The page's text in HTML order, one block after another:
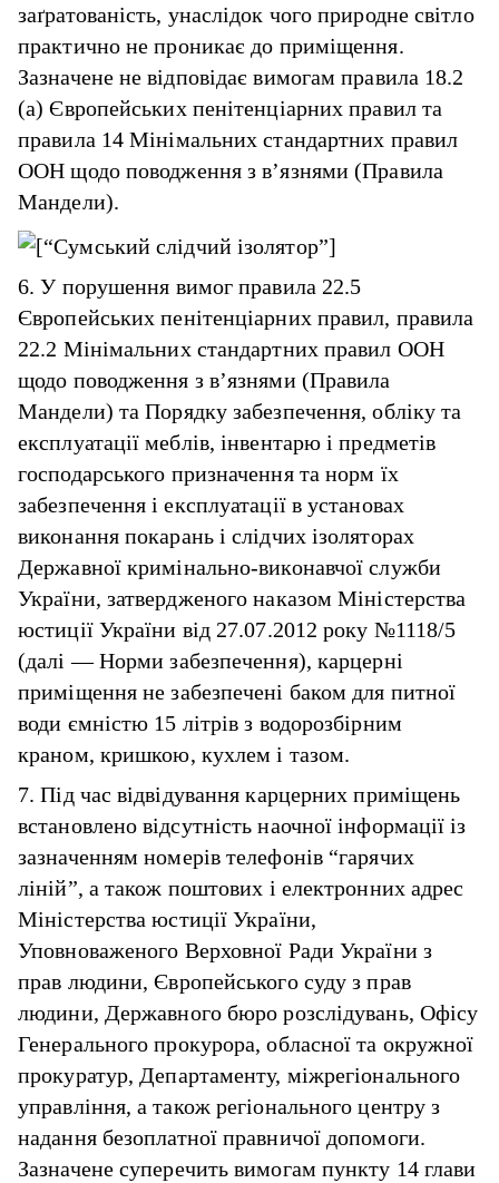
заґратованість, унаслідок чого природне світло
практично не проникає до приміщення.
Зазначене не відповідає вимогам правила 18.2
(а) Європейських пенітенціарних правил та
правила 14 Мінімальних стандартних правил
ООН щодо поводження з в’язнями (Правила
Мандели).
6. У порушення вимог правила 22.5
Європейських пенітенціарних правил, правила
22.2 Мінімальних стандартних правил ООН
щодо поводження з в’язнями (Правила
Мандели) та Порядку забезпечення, обліку та
експлуатації меблів, інвентарю і предметів
господарського призначення та норм їх
забезпечення і експлуатації в установах
виконання покарань і слідчих ізоляторах
Державної кримінально-виконавчої служби
України, затвердженого наказом Міністерства
юстиції України від 27.07.2012 року №1118/5
(далі — Норми забезпечення), карцерні
приміщення не забезпечені баком для питної
води ємністю 15 літрів з водорозбірним
краном, кришкою, кухлем і тазом.
7. Під час відвідування карцерних приміщень
встановлено відсутність наочної інформації із
зазначенням номерів телефонів “гарячих
ліній”, а також поштових і електронних адрес
Міністерства юстиції України,
Уповноваженого Верховної Ради України з
прав людини, Європейського суду з прав
людини, Державного бюро розслідувань, Офісу
Генерального прокурора, обласної та окружної
прокуратур, Департаменту, міжрегіонального
управління, а також регіонального центру з
надання безоплатної правничої допомоги.
Зазначене суперечить вимогам пункту 14 глави